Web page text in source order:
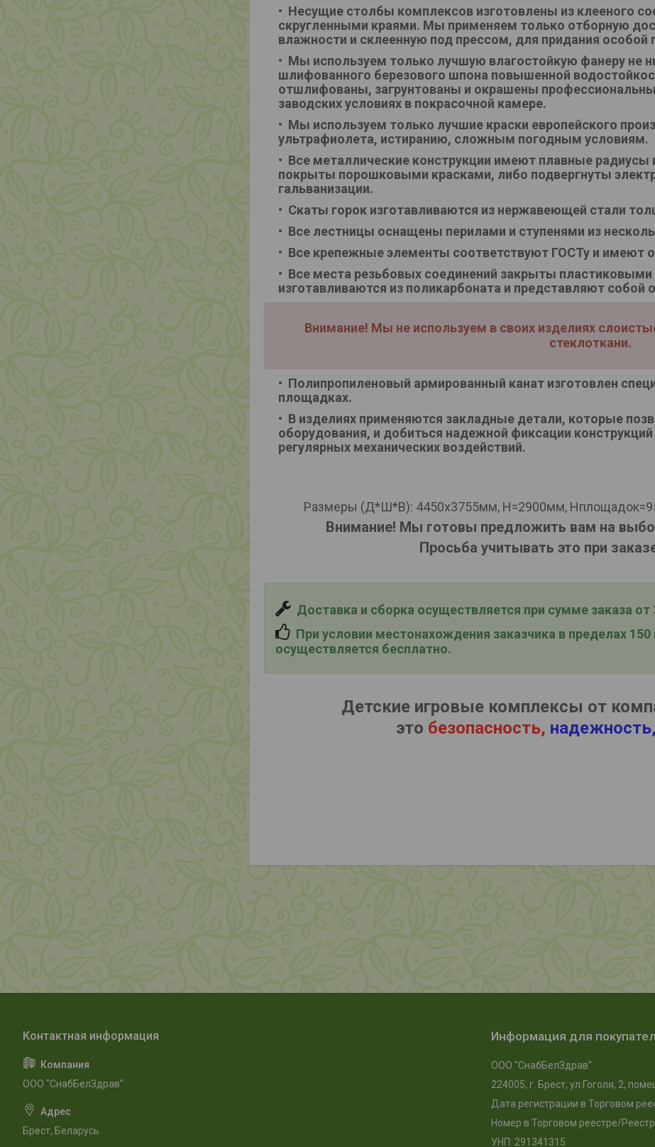
Несущие столбы комплексов изготовлены из клееного
скругленными краями. Мы применяем только отборную
влажности и склеенную под прессом, для придания особой
Мы используем только лучшую влагостойкую фанеру не
шлифованного березового шпона повышенной
отшлифованы, загрунтованы и окрашены
заводских условиях в покрасочной камере.
Мы используем только лучшие краски европейского
ультрафиолета, истиранию, сложным погодным условиям.
Все металлические конструкции имеют плавные
покрыты порошковыми красками, либо подвергнуты
гальванизации.
Скаты горок изготавливаются из нержавеющей стали
Все лестницы оснащены перилами и ступенями из
Все крепежные элементы соответствуют ГОСТу и имеют
Все места резьбовых соединений закрыты
изготавливаются из поликарбоната и представляют собой
Внимание! Мы не используем в своих изделиях
стеклоткани.
Полипропиленовый армированный канат изготовлен
площадках.
В изделиях применяются закладные детали, которые
оборудования, и добиться надежной фиксации
регулярных механических воздействий.
Размеры (Д*Ш*В): 4450х3755мм, Н=2900мм,
Внимание! Мы готовы предложить вам на
Просьба учитывать это при
Доставка и сборка осуществляется при сумме заказа от
При условии местонахождения заказчика в пределах 150
осуществляется бесплатно.
Детские игровые комплексы от
это безопасность, надежность,
ООО "СнабБелЗдрав"
Брест, Беларусь
Информация для
ООО "СнабБелЗдрав"
224005, г. Брест, ул.Гоголя, 2,
Дата регистрации в Торговом
Номер в Торговом реестре/
УНП: 291341315